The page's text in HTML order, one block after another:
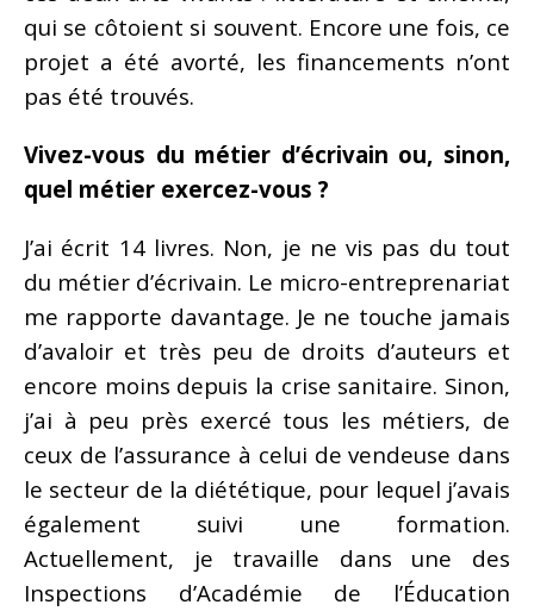
qui se côtoient si souvent. Encore une fois, ce
projet a été avorté, les financements n’ont
pas été trouvés.
Vivez-vous du métier d’écrivain ou, sinon,
quel métier exercez-vous ?
J’ai écrit 14 livres. Non, je ne vis pas du tout
du métier d’écrivain. Le micro-entreprenariat
me rapporte davantage. Je ne touche jamais
d’avaloir et très peu de droits d’auteurs et
encore moins depuis la crise sanitaire. Sinon,
j’ai à peu près exercé tous les métiers, de
ceux de l’assurance à celui de vendeuse dans
le secteur de la diététique, pour lequel j’avais
également suivi une formation.
Actuellement, je travaille dans une des
Inspections d’Académie de l’Éducation